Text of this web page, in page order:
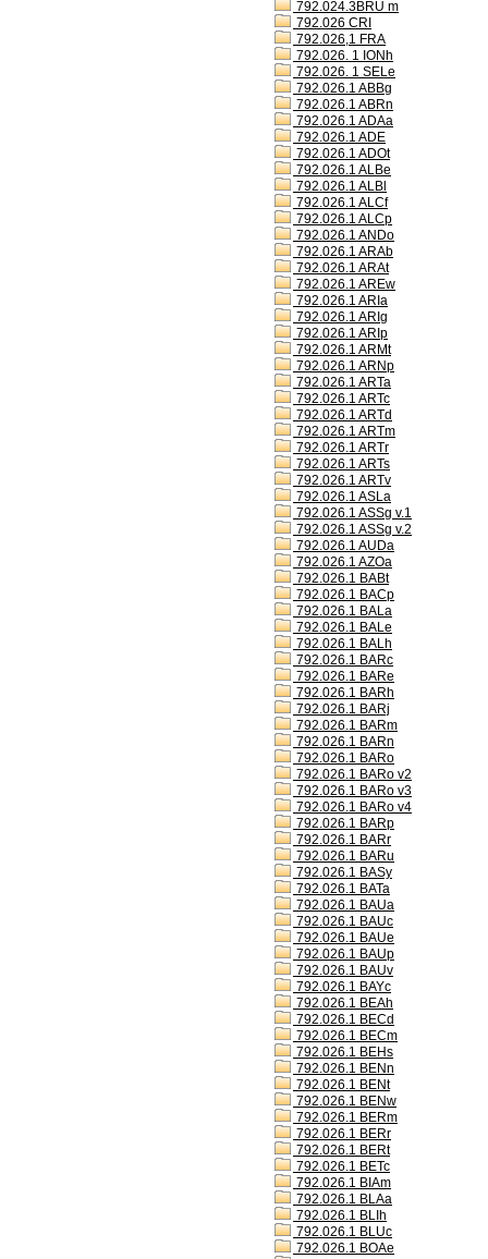
792.024.3BRU m
792.026 CRI
792.026,1 FRA
792.026. 1 IONh
792.026. 1 SELe
792.026.1 ABBg
792.026.1 ABRn
792.026.1 ADAa
792.026.1 ADE
792.026.1 ADOt
792.026.1 ALBe
792.026.1 ALBl
792.026.1 ALCf
792.026.1 ALCp
792.026.1 ANDo
792.026.1 ARAb
792.026.1 ARAt
792.026.1 AREw
792.026.1 ARIa
792.026.1 ARIg
792.026.1 ARIp
792.026.1 ARMt
792.026.1 ARNp
792.026.1 ARTa
792.026.1 ARTc
792.026.1 ARTd
792.026.1 ARTm
792.026.1 ARTr
792.026.1 ARTs
792.026.1 ARTv
792.026.1 ASLa
792.026.1 ASSg v.1
792.026.1 ASSg v.2
792.026.1 AUDa
792.026.1 AZOa
792.026.1 BABt
792.026.1 BACp
792.026.1 BALa
792.026.1 BALe
792.026.1 BALh
792.026.1 BARc
792.026.1 BARe
792.026.1 BARh
792.026.1 BARj
792.026.1 BARm
792.026.1 BARn
792.026.1 BARo
792.026.1 BARo v2
792.026.1 BARo v3
792.026.1 BARo v4
792.026.1 BARp
792.026.1 BARr
792.026.1 BARu
792.026.1 BASy
792.026.1 BATa
792.026.1 BAUa
792.026.1 BAUc
792.026.1 BAUe
792.026.1 BAUp
792.026.1 BAUv
792.026.1 BAYc
792.026.1 BEAh
792.026.1 BECd
792.026.1 BECm
792.026.1 BEHs
792.026.1 BENn
792.026.1 BENt
792.026.1 BENw
792.026.1 BERm
792.026.1 BERr
792.026.1 BERt
792.026.1 BETc
792.026.1 BIAm
792.026.1 BLAa
792.026.1 BLIh
792.026.1 BLUc
792.026.1 BOAe